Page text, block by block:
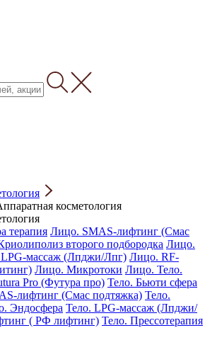
косметология
терапия Лицо. SMAS-лифтинг (Смас
второго подбородка Лицо.
массаж (Лпджи/Лпг) Лицо. RF-
Лицо. Микротоки Лицо. Тело.
Pro (Футура про) Тело. Бьюти сфера
лифтинг (Смас подтяжка) Тело.
Эндосфера Тело. LPG-массаж (Лпджи/
( РФ лифтинг) Тело. Прессотерапия